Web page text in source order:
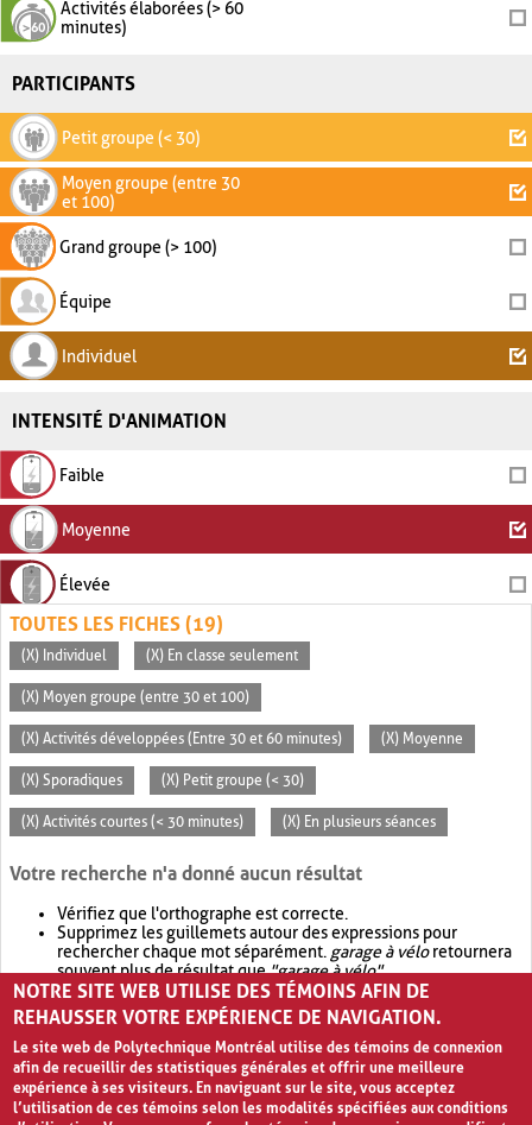
Activités élaborées (> 60
minutes)
PARTICIPANTS
Petit groupe (< 30)
Moyen groupe (entre 30
et 100)
Grand groupe (> 100)
Équipe
Individuel
INTENSITÉ D'ANIMATION
Faible
Moyenne
Élevée
TOUTES LES FICHES (19)
(X) Individuel (X) En classe seulement
(X) Moyen groupe (entre 30 et 100)
(X) Activités développées (Entre 30 et 60 minutes) (X) Moyenne
(X) Sporadiques (X) Petit groupe (< 30)
(X) Activités courtes (< 30 minutes) (X) En plusieurs séances
Votre recherche n'a donné aucun résultat
Vérifiez que l'orthographe est correcte.
Supprimez les guillemets autour des expressions pour
rechercher chaque mot séparément. garage à véloretournera
souvent plus de résultat que"garage à vélo".
Envisagez d'élargir votre recherche avec OR.garage OR vélo
retournera souvent plus de résultat quegarage à vélo
NOTRE SITE WEB UTILISE DES TÉMOINS AFIN DE
REHAUSSER VOTRE EXPÉRIENCE DE NAVIGATION.
Le site web de Polytechnique Montréal utilise des témoins de connexion
afin de recueillir des statistiques générales et offrir une meilleure
expérience à ses visiteurs. En naviguant sur le site, vous acceptez
l’utilisation de ces témoins selon les modalités spécifiées aux conditions